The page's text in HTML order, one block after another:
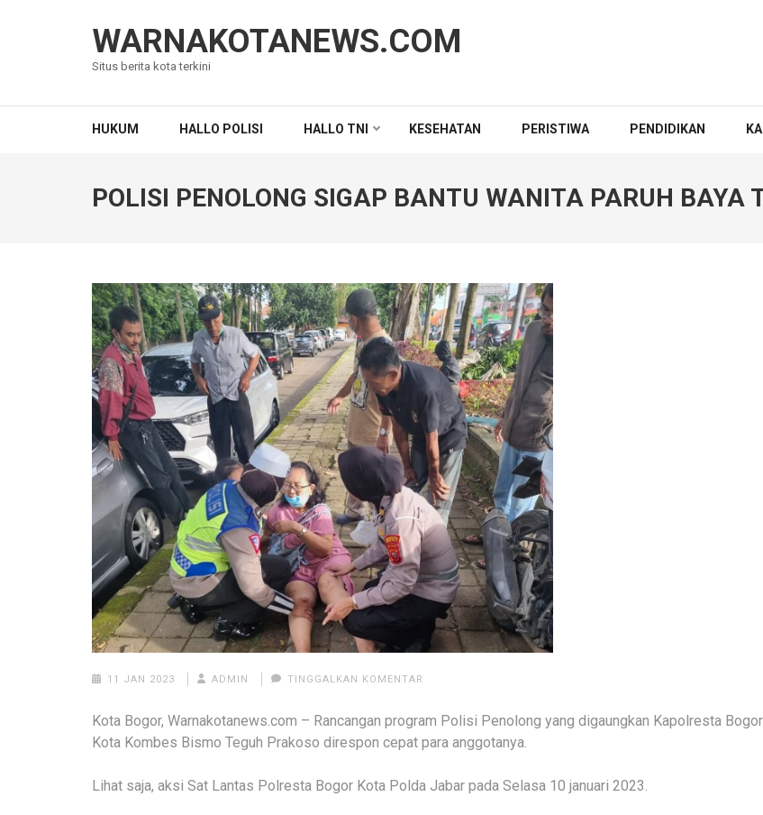
WARNAKOTANEWS.COM
Situs berita kota terkini
HUKUM HALLO POLISI HALLO TNI KESEHATAN PERISTIWA PENDIDIKAN
POLISI PENOLONG SIGAP BANTU WANITA PARUH BAYA
11 JAN 2023 ADMIN TINGGALKAN KOMENTAR
Kota Bogor, Warnakotanews.com – Rancangan program Polisi Penolong yang digaungkan Kapolresta Bogor
Kota Kombes Bismo Teguh Prakoso direspon cepat para anggotanya.
Lihat saja, aksi Sat Lantas Polresta Bogor Kota Polda Jabar pada Selasa 10 januari 2023.